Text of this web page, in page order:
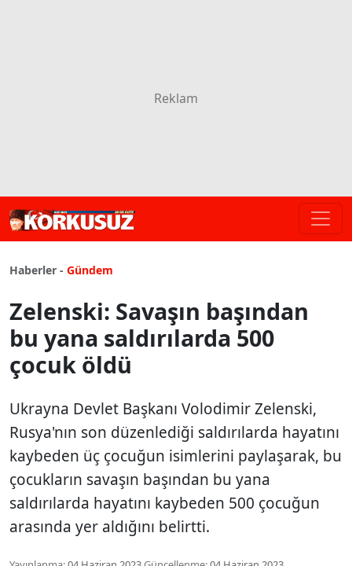
Haberler - Gündem
Zelenski: Savaşın başından
bu yana saldırılarda 500
çocuk öldü
Ukrayna Devlet Başkanı Volodimir Zelenski,
Rusya'nın son düzenlediği saldırılarda hayatını
kaybeden üç çocuğun isimlerini paylaşarak, bu
çocukların savaşın başından bu yana
saldırılarda hayatını kaybeden 500 çocuğun
arasında yer aldığını belirtti.